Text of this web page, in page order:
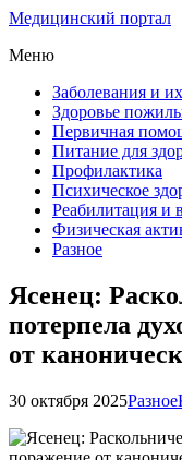
Медицинский портал
Меню
Заболевания и
Здоровье
Первичная
Питание для
Профилактика
Психическое
Реабилитация и
Физическая
Разное
Ясенец:
потерпела
от
30 октября 2025Разное